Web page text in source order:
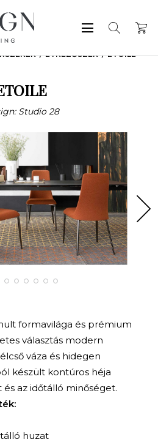
ÉTKEZŐSZÉK ETOILE
Studio 28
formavilága és prémium
választás modern
váza és hidegen
készült kontúros héja
az időtálló minőséget.
huzat